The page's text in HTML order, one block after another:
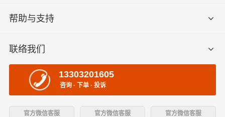
帮助与支持
联络我们
13303201605
咨询 · 下单 · 投诉
官方微信客服 官方微信客服 官方微信客服